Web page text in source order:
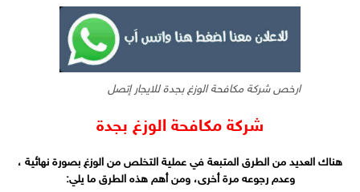
ارخص شركة مكافحة الوزغ بجدة للايجار إتصل
شركة مكافحة الوزغ بجدة
هناك العديد من الطرق المتبعة في عملية التخلص من الوزغ بصورة نهائية ،
وعدم رجوعه مرة أخرى، ومن أهم هذه الطرق ما يلي: